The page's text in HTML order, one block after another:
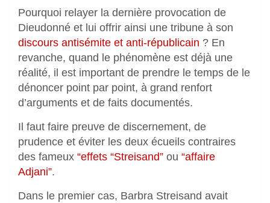
Pourquoi relayer la dernière provocation de
Dieudonné et lui offrir ainsi une tribune à son
discours antisémite et anti-républicain ? En
revanche, quand le phénomène est déjà une
réalité, il est important de prendre le temps de le
dénoncer point par point, à grand renfort
d’arguments et de faits documentés.
Il faut faire preuve de discernement, de
prudence et éviter les deux écueils contraires
des fameux “effets “Streisand” ou “affaire
Adjani”.
Dans le premier cas, Barbra Streisand avait